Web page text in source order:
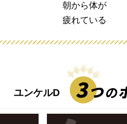
朝から体が
疲れている
ユンケルD